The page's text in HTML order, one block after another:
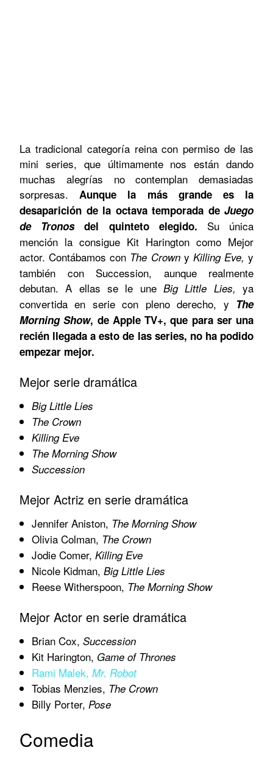
La tradicional categoría reina con permiso de las
mini series, que últimamente nos están dando
muchas alegrías no contemplan demasiadas
sorpresas.Aunque la más grande es la
desaparición de la octava temporada de Juego
de Tronosdel quinteto elegido. Su única
mención la consigue Kit Harington como Mejor
actor. Contábamos con The Crown y Killing Eve, y
también con Succession, aunque realmente
debutan. A ellas se le une Big Little Lies, ya
convertida en serie con pleno derecho, y The
Morning Show, de Apple TV+, que para ser una
recién llegada a esto de las series, no ha podido
empezar mejor.
Mejor serie dramática
Big Little Lies
The Crown
Killing Eve
The Morning Show
Succession
Mejor Actriz en serie dramática
Jennifer Aniston, The Morning Show
Olivia Colman, The Crown
Jodie Comer, Killing Eve
Nicole Kidman, Big Little Lies
Reese Witherspoon, The Morning Show
Mejor Actor en serie dramática
Brian Cox, Succession
Kit Harington, Game of Thrones
Rami Malek, Mr. Robot
Tobias Menzies, The Crown
Billy Porter, Pose
Comedia